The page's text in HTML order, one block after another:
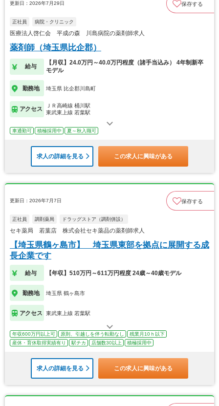
更新日：2026年7月29日 保存する
正社員 病院・クリニック
医療法人啓仁会 平成の森 川島病院の薬剤師求人
薬剤師（埼玉県比企郡）
給与
【月収】24.0万円～40.0万円程度（諸手当込み） 4年制新卒
モデル
勤務地 埼玉県 比企郡川島町
アクセス
ＪＲ高崎線 桶川駅
東武東上線 若葉駅
車通勤可 積極採用中 夏～秋入職可
求人の詳細を見る この求人に興味がある
更新日：2026年7月7日 保存する
正社員 調剤薬局 ドラッグストア（調剤併設）
セキ薬局 若葉店 株式会社セキ薬品の薬剤師求人
【埼玉県鶴ヶ島市】 埼玉県東部を拠点に展開する成
長企業です
給与 【年収】510万円～611万円程度 24歳～40歳モデル
勤務地 埼玉県 鶴ヶ島市
アクセス 東武東上線 若葉駅
年収600万円以上可 原則、引越しを伴う転勤なし
残業月10ｈ以下
産休・育休取得実績有り
駅チカ 店舗数30以上 積極採用中
求人の詳細を見る この求人に興味がある